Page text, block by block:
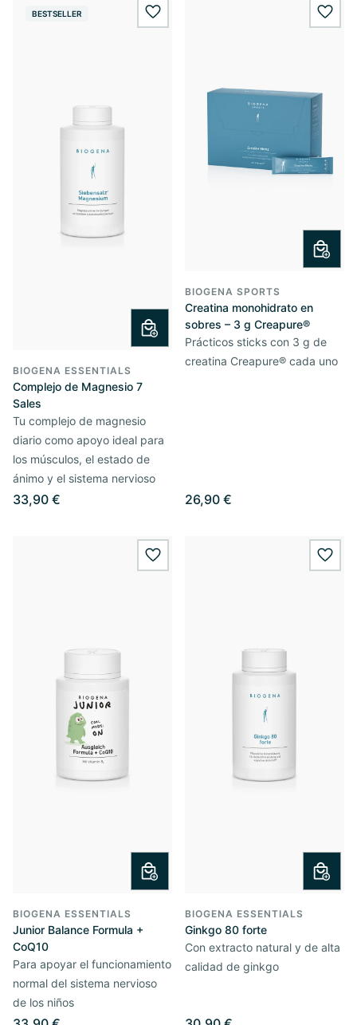
BESTSELLER wishlist.add
BIOGENA ESSENTIALS
Complejo de Magnesio 7
Sales
Tu complejo de magnesio
diario como apoyo ideal para
los músculos, el estado de
ánimo y el sistema nervioso
33,90 €
BIOGENA SPORTS
Creatina monohidrato en
sobres – 3 g Creapure®
Prácticos sticks con 3 g de
creatina Creapure® cada uno
26,90 €
wishlist.add
BIOGENA ESSENTIALS
Junior Balance Formula +
CoQ10
Para apoyar el funcionamiento
normal del sistema nervioso
de los niños
BIOGENA ESSENTIALS
Ginkgo 80 forte
Con extracto natural y de alta
calidad de ginkgo